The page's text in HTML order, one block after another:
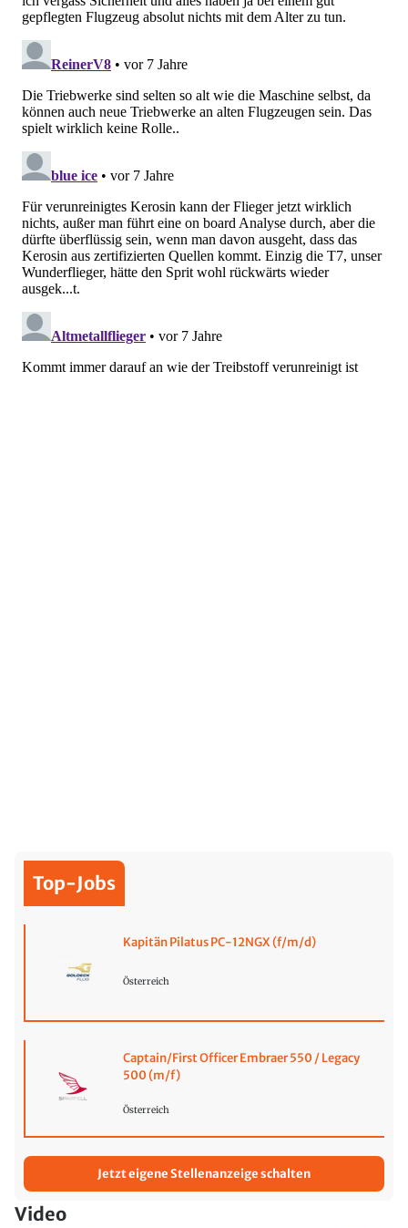
Top-Jobs
Kapitän Pilatus PC-12NGX (f/m/d)
Österreich
Captain/First Officer Embraer 550 / Legacy
500 (m/f)
Österreich
Jetzt eigene Stellenanzeige schalten
Video